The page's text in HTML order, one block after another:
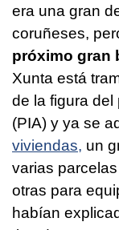
era una gran
coruñeses,
próximo gran
Xunta está
de la figura del
(PIA) y ya se
viviendas, un
varias
otras para
habían